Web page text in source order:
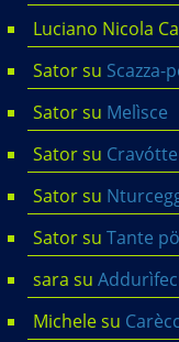
Luciano Nicola
Satorsu Scazza-
Satorsu Melìsce
Satorsu Cravótte
Satorsu
Satorsu Tante
sara su
Michelesu